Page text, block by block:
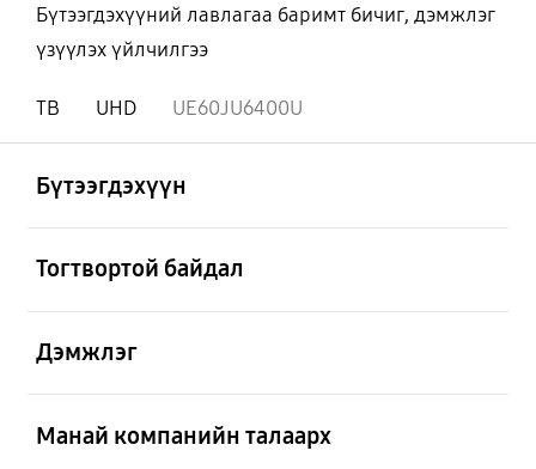
Бүтээгдэхүүний лавлагаа баримт бичиг, дэмжлэг
үзүүлэх үйлчилгээ
ТВ UHD UE60JU6400U
Бүтээгдэхүүн
Тогтвортой байдал
Дэмжлэг
Манай компанийн талаарх